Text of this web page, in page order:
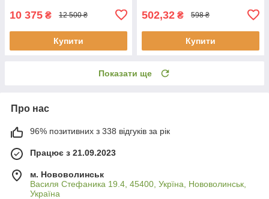
10 375 ₴ 12 500 ₴
Купити
502,32 ₴ 598 ₴
Купити
Показати ще
Про нас
96% позитивних з 338 відгуків за рік
Працює з 21.09.2023
м. Нововолинськ
Василя Стефаника 19.4, 45400, Укрїна, Нововолинськ,
Україна